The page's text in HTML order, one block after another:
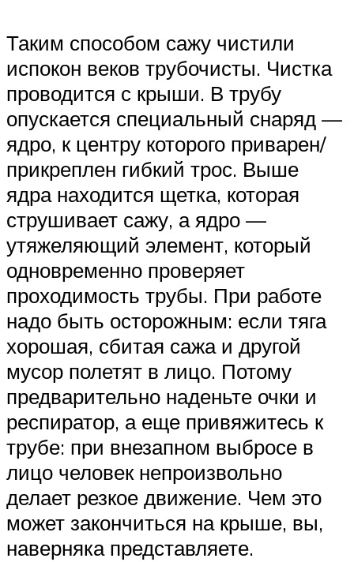
Таким способом сажу чистили
испокон веков трубочисты. Чистка
проводится с крыши. В трубу
опускается специальный снаряд —
ядро, к центру которого приварен/
прикреплен гибкий трос. Выше
ядра находится щетка, которая
струшивает сажу, а ядро —
утяжеляющий элемент, который
одновременно проверяет
проходимость трубы. При работе
надо быть осторожным: если тяга
хорошая, сбитая сажа и другой
мусор полетят в лицо. Потому
предварительно наденьте очки и
респиратор, а еще привяжитесь к
трубе: при внезапном выбросе в
лицо человек непроизвольно
делает резкое движение. Чем это
может закончиться на крыше, вы,
наверняка представляете.